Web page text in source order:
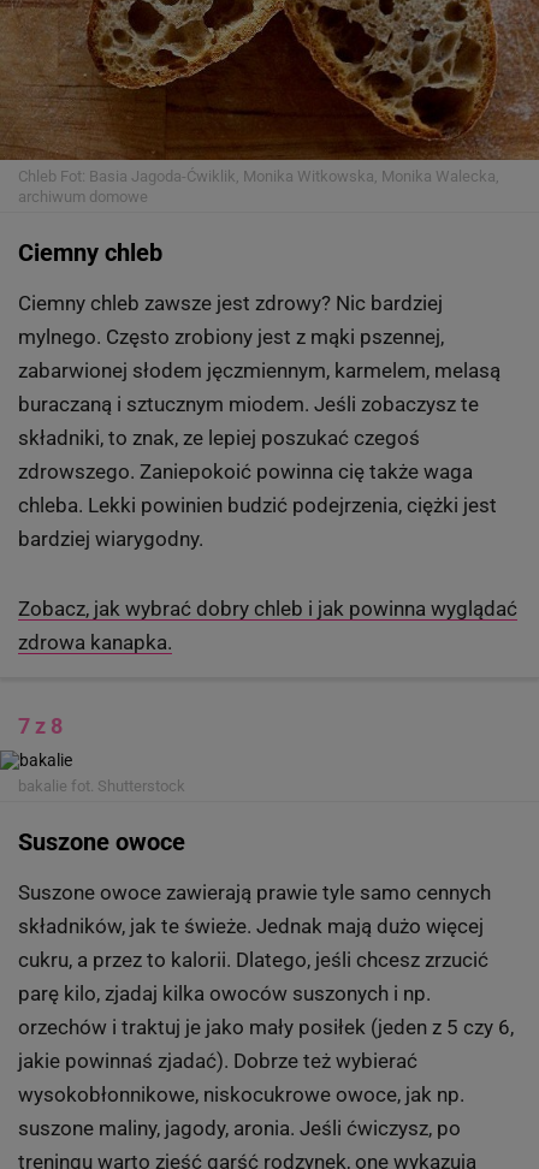
Chleb Fot: Basia Jagoda-Ćwiklik, Monika Witkowska, Monika Walecka,
archiwum domowe
Ciemny chleb
Ciemny chleb zawsze jest zdrowy? Nic bardziej
mylnego. Często zrobiony jest z mąki pszennej,
zabarwionej słodem jęczmiennym, karmelem, melasą
buraczaną i sztucznym miodem. Jeśli zobaczysz te
składniki, to znak, ze lepiej poszukać czegoś
zdrowszego. Zaniepokoić powinna cię także waga
chleba. Lekki powinien budzić podejrzenia, ciężki jest
bardziej wiarygodny.
Zobacz, jak wybrać dobry chleb i jak powinna wyglądać
zdrowa kanapka.
7 z 8
bakalie fot. Shutterstock
Suszone owoce